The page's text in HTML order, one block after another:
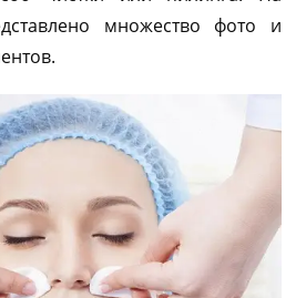
множество фото и